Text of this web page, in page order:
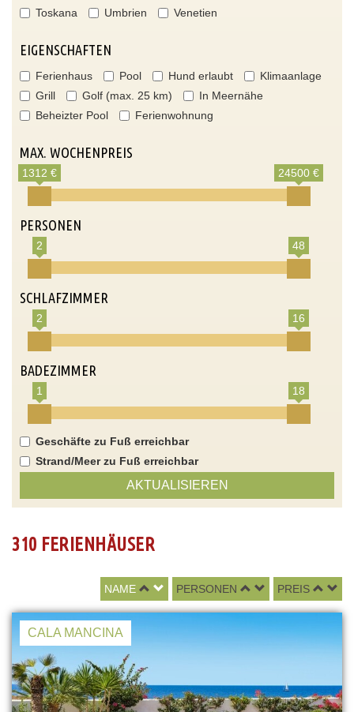
Toskana
Umbrien Venetien
EIGENSCHAFTEN
Ferienhaus Pool Hund erlaubt
Klimaanlage
Grill
Golf (max. 25 km)
In Meernähe
Beheizter Pool
Ferienwohnung
MAX. WOCHENPREIS
1312 € 24500 €
PERSONEN
2 48
SCHLAFZIMMER
2 16
BADEZIMMER
1 18
Geschäfte zu Fuß erreichbar
Strand/Meer zu Fuß erreichbar
AKTUALISIEREN
310 FERIENHÄUSER
NAME PERSONEN PREIS
CALA MANCINA